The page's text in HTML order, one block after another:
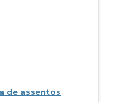
de assentos